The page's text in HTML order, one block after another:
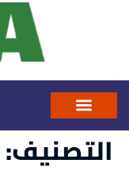
التصنيف: